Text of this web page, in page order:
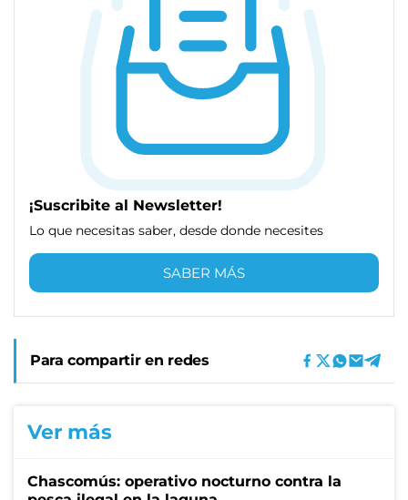
¡Suscribite al Newsletter!
Lo que necesitas saber, desde donde necesites
SABER MÁS
Para compartir en redes
Ver más
Chascomús: operativo nocturno contra la